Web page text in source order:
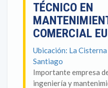
TÉCNICO EN
COMERCIAL
Ubicación: La
Santiago
Importante empresa
ingeniería y